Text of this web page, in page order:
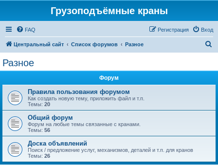
Грузоподъёмные краны
FAQ Вход
Регистрация
Центральный сайт Список форумов Разное
Разное
Форум
Правила пользования форумом
Как создать новую тему, приложить файл и т.п.
Темы: 20
Общий форум
Форум на любые темы связанные с кранами.
Темы: 56
Доска объявлений
Поиск / предложение услуг, механизмов, деталей и т.п. для кранов
Темы: 26